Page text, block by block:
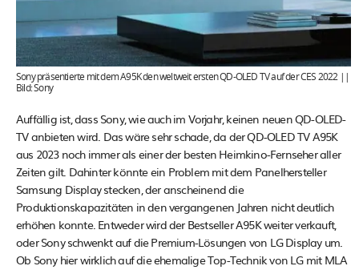
Sony präsentierte mit dem A95K den weltweit ersten QD-OLED TV auf der CES 2022 ||
Bild: Sony
Auffällig ist, dass Sony, wie auch im Vorjahr, keinen neuen QD-OLED-
TV anbieten wird. Das wäre sehr schade, da der QD-OLED TV A95K
aus 2023 noch immer als einer der besten Heimkino-Fernseher aller
Zeiten gilt. Dahinter könnte ein Problem mit dem Panelhersteller
Samsung Display stecken, der anscheinend die
Produktionskapazitäten in den vergangenen Jahren nicht deutlich
erhöhen konnte. Entweder wird der Bestseller A95K weiter verkauft,
oder Sony schwenkt auf die Premium-Lösungen von LG Display um.
Ob Sony hier wirklich auf die ehemalige Top-Technik von LG mit MLA